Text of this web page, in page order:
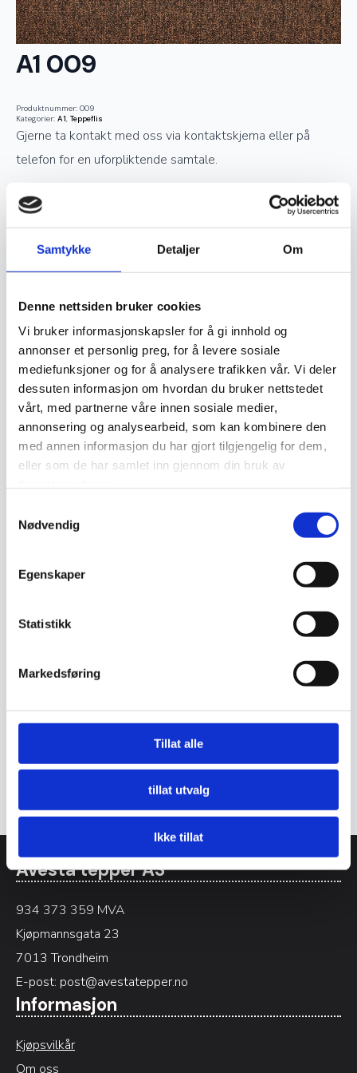
Samtykke Detaljer Om
Denne nettsiden bruker cookies
Vi bruker informasjonskapsler for å gi innhold og
annonser et personlig preg, for å levere sosiale
mediefunksjoner og for å analysere trafikken vår. Vi deler
dessuten informasjon om hvordan du bruker nettstedet
vårt, med partnerne våre innen sosiale medier,
annonsering og analysearbeid, som kan kombinere den
med annen informasjon du har gjort tilgjengelig for dem,
eller som de har samlet inn gjennom din bruk av
Nødvendig
Egenskaper
Statistikk
Markedsføring
Tillat alle
tillat utvalg
Ikke tillat
A1 009
Produktnummer: 009
Kategorier: A1, Teppeflis
Gjerne ta kontakt med oss via kontaktskjema eller på
telefon for en uforpliktende samtale.
Telefon: 73 51 03 07
Epost:post@avestatepper.no
Epost
Melding *
Omtaler (0)
Omtaler
Det er ingen omtaler ennå.
Bli den første til å omtale «A1 009»
for å legge inn en omtale.
Avesta tepper AS
934 373 359 MVA
Kjøpmannsgata 23
7013 Trondheim
E-post: post@avestatepper.no
Informasjon
Kjøpsvilkår
Om oss